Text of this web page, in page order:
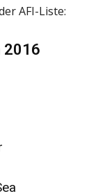
AFI-Liste:
2016